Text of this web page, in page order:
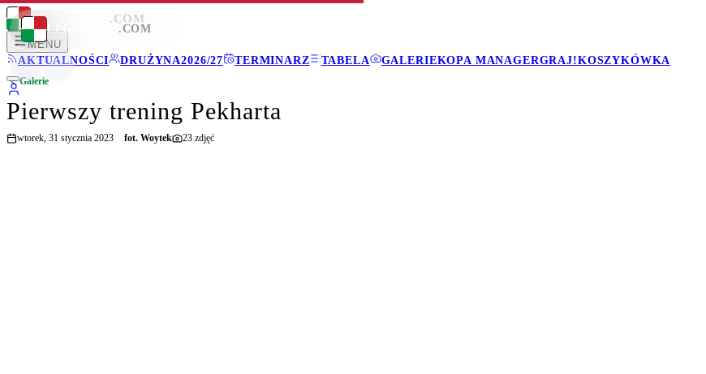
LEGIONISCI .COM
MENU
AKTUALNOŚCI
DRUŻYNA2026/27 TERMINARZ TABELA GALERIEKOPA MANAGERGRAJ!KOSZYKÓWKA
LEGIONISCI .COM
Galerie
Pierwszy trening Pekharta
wtorek, 31 stycznia 2023 fot. Woytek 23 zdjęć